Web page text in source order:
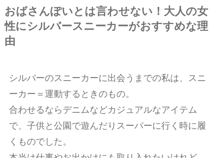
おばさんぽいとは言わせない！大人の女
性にシルバースニーカーがおすすめな理
由
シルバーのスニーカーに出会うまでの私は、スニ
ーカー＝運動するときのもの。
合わせるならデニムなどカジュアルなアイテム
で、子供と公園で遊んだりスーパーに行く時に履
くものでした。